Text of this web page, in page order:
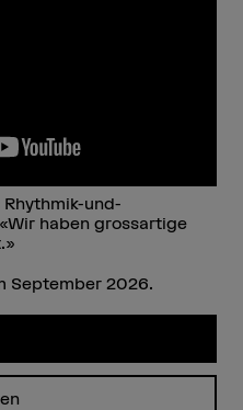
und-
haben grossartige
September 2026.